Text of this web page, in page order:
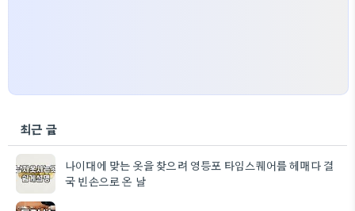
최근 글
나이대에 맞는 옷을 찾으려 영등포 타임스퀘어를 헤매다 결
국 빈손으로 온 날